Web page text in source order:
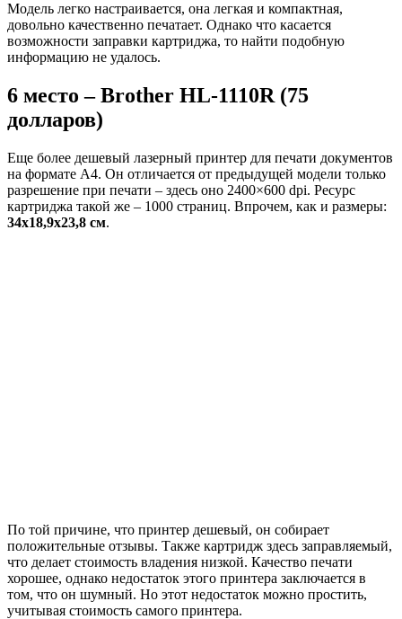
Модель легко настраивается, она легкая и компактная,
довольно качественно печатает. Однако что касается
возможности заправки картриджа, то найти подобную
информацию не удалось.
6 место – Brother HL-1110R (75
долларов)
Еще более дешевый лазерный принтер для печати документов
на формате А4. Он отличается от предыдущей модели только
разрешение при печати – здесь оно 2400×600 dpi. Ресурс
картриджа такой же – 1000 страниц. Впрочем, как и размеры:
34х18,9х23,8 см.
По той причине, что принтер дешевый, он собирает
положительные отзывы. Также картридж здесь заправляемый,
что делает стоимость владения низкой. Качество печати
хорошее, однако недостаток этого принтера заключается в
том, что он шумный. Но этот недостаток можно простить,
учитывая стоимость самого принтера.